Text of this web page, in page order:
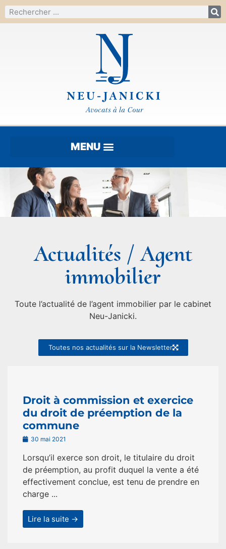
Actualités / Agent
immobilier
Toute l’actualité de l’agent immobilier par le cabinet
Neu-Janicki.
Toutes nos actualités sur la Newsletter
Droit à commission et exercice
du droit de préemption de la
commune
30 mai 2021
Lorsqu’il exerce son droit, le titulaire du droit
de préemption, au profit duquel la vente a été
effectivement conclue, est tenu de prendre en
charge ...
Lire la suite →